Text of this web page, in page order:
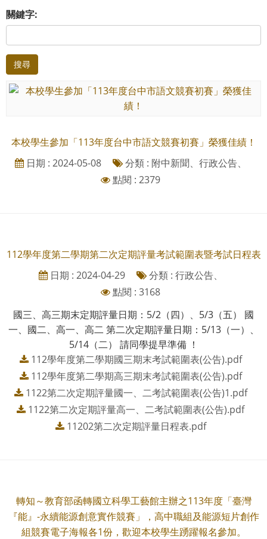
關鍵字:
搜尋
本校學生參加「113年度台中市語文競賽初賽」榮獲佳績！
日期 : 2024-05-08
分類 : 附中新聞、行政公告、
點閱 : 2379
112學年度第二學期第二次定期評量考試範圍表暨考試日程表
日期 : 2024-04-29
分類 : 行政公告、
點閱 : 3168
國三、高三期末定期評量日期：5/2（四）、5/3（五） 國
一、國二、高一、高二 第二次定期評量日期：5/13（一）、
5/14（二） 請同學提早準備 ！
112學年度第二學期國三期末考試範圍表(公告).pdf
112學年度第二學期高三期末考試範圍表(公告).pdf
1122第二次定期評量國一、二考試範圍表(公告)1.pdf
1122第二次定期評量高一、二考試範圍表(公告).pdf
11202第二次定期評量日程表.pdf
轉知～教育部函轉國立科學工藝館主辦之113年度「臺灣
『能』-永續能源創意實作競賽」，高中職組及能源短片創作
組競賽電子海報各1份，歡迎本校學生踴躍報名參加。